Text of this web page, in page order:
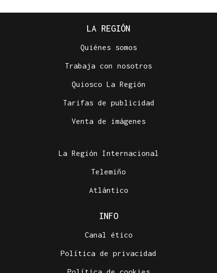
LA REGIÓN
Quiénes somos
Trabaja con nosotros
Quiosco La Región
Tarifas de publicidad
Venta de imágenes
La Región Internacional
Telemiño
Atlántico
INFO
Canal ético
Política de privacidad